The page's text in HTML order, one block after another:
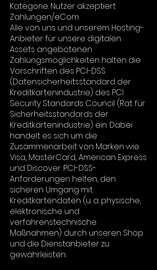
Kategorie: Nutzer akzeptiert
Zahlungen/eCom
Alle von uns und unserem Hosting-
Anbieter für unsere digitalen
Assets angebotenen
Zahlungsmöglichkeiten halten die
Vorschriften des PCI-DSS
(Datensicherheitsstandard der
Kreditkartenindustrie) des PCI
Security Standards Council (Rat für
Sicherheitsstandards der
Kreditkartenindustrie) ein. Dabei
handelt es sich um die
Zusammenarbeit von Marken wie
Visa, MasterCard, American Express
und Discover. PCI-DSS-
Anforderungen helfen, den
sicheren Umgang mit
Kreditkartendaten (u. a. physische,
elektronische und
verfahrenstechnische
Maßnahmen) durch unseren Shop
und die Dienstanbieter zu
gewährleisten.